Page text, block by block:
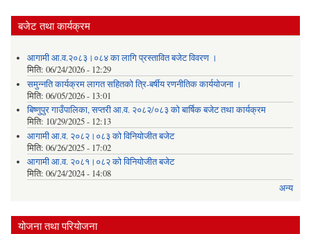
बजेट तथा कार्यक्रम
आगामी आ.व.२०८३।०८४ का लागि प्रस्तावित बजेट विवरण ।
मिति: 06/24/2026 - 12:29
समुन्नति कार्यक्रम लागत सहितको त्रि-बर्षीय रणनीतिक कार्ययोजना ।
मिति: 06/05/2026 - 13:01
बिष्णुपुर गाउँपालिका, सप्तरी आ.व. २०८२/०८३ को बार्षिक बजेट तथा कार्यक्रम
मिति: 10/29/2025 - 12:13
आगामी आ.व. २०८२।०८३ को विनियोजीत बजेट
मिति: 06/26/2025 - 17:02
आगामी आ.व. २०८१।०८२ को विनियोजीत बजेट
मिति: 06/24/2024 - 14:08
अन्य
योजना तथा परियोजना